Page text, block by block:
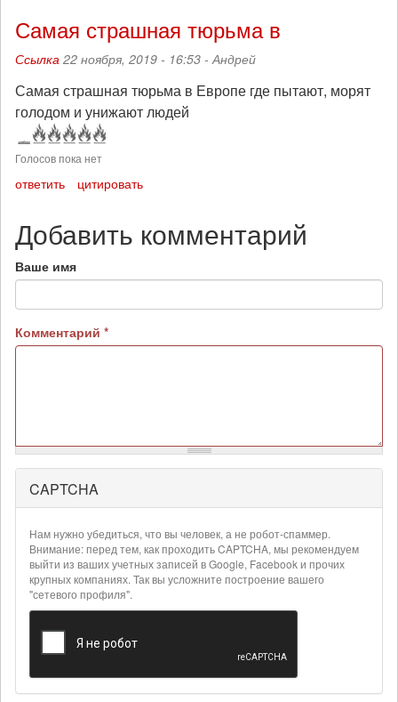
Самая страшная тюрьма в
Ссылка 22 ноября, 2019 - 16:53 -Андрей
Самая страшная тюрьма в Европе где пытают, морят
голодом и унижают людей
Голосов пока нет
ответить цитировать
Добавить комментарий
Ваше имя
Комментарий *
Более
подробная
информация
текстовых
форматах
CAPTCHA
Нам нужно убедиться, что вы человек, а не робот-спаммер.
Внимание: перед тем, как проходить CAPTCHA, мы рекомендуем
выйти из ваших учетных записей в Google, Facebook и прочих
крупных компаниях. Так вы усложните построение вашего
"сетевого профиля".